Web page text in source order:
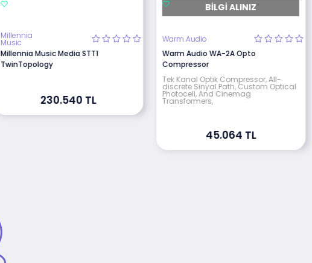
Millennia
Music
Millennia Music Media STT1
TwinTopology
230.540 TL
BILGI ALINIZ
Warm Audio
Warm Audio WA-2A Opto
Compressor
Tek Kanal Optik Compressor, All-
discrete Sinyal Path, Custom Optical
Photocell, And Cinemag
Transformers,
45.064 TL